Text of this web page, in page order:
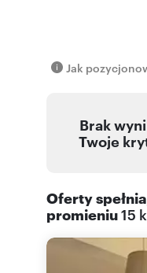
Jak
Brak
Twoje
Oferty
promieniu15